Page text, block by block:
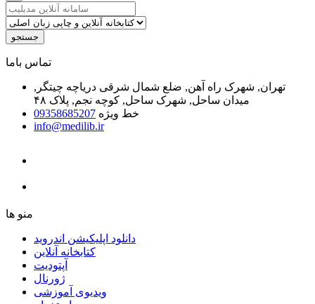
جستجو
ﺗﻤﺎﺱ ﺑﺎﻣﺎ
تهران, شهرک راه آهن, ضلع شمال شرقی دریاچه چیتگر,
میدان ساحل, شهرک ساحل, کوچه نجم, پلاک ۴۸
خط ویژه 09358685207
info@medilib.ir
ﻣﻨﻮ ﻫﺎ
دانلود اپلیکیشن اندروید
ﮐﺘﺎﺑﺨﺎﻧﻪ ﺁﻧﻼﯾﻦ
ﺁﭘﺘﻮﺩﯾﺖ
ﮊﻭﺭﻧﺎﻝ
ویدیوی آموزشی